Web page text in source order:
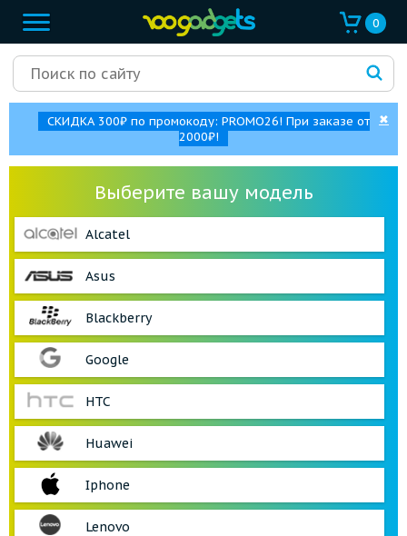
0
СКИДКА 300₽ по промокоду: PROMO26! При заказе от
2000₽!
✖
Выберите вашу модель
Alcatel
Asus
Blackberry
Google
HTC
Huawei
Iphone
Lenovo